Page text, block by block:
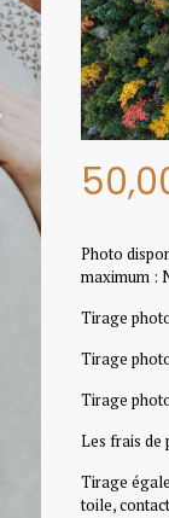
Photo
maximum :
Tirage
Tirage
Tirage
Les frais de
Tirage
toile,